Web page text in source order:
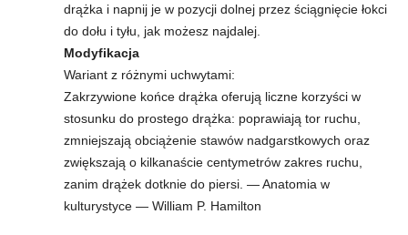
drążka i napnij je w pozycji dolnej przez ściągnięcie łokci
do dołu i tyłu, jak możesz najdalej.
Modyfikacja
Wariant z różnymi uchwytami:
Zakrzywione końce drążka oferują liczne korzyści w
stosunku do prostego drążka: poprawiają tor ruchu,
zmniejszają obciążenie stawów nadgarstkowych oraz
zwiększają o kilkanaście centymetrów zakres ruchu,
zanim drążek dotknie do piersi. — Anatomia w
kulturystyce — William P. Hamilton